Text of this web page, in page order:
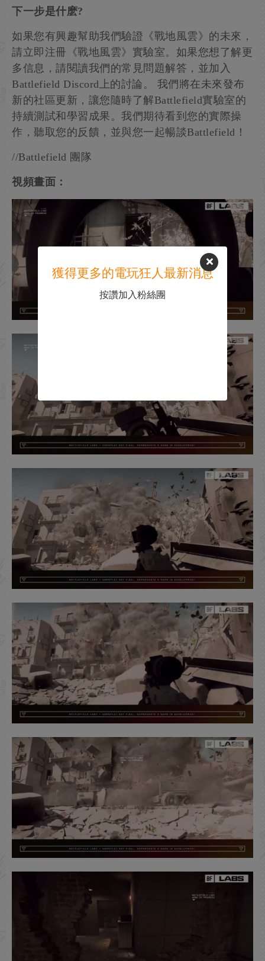
下一步是什麽?
如果您有興趣幫助我們驗證《戰地風雲》的未來，
請立即注冊《戰地風雲》實驗室。如果您想了解更
多信息，請閱讀我們的常見問題解答，並加入
Battlefield Discord上的討論。 我們將在未來發布
新的社區更新，讓您隨時了解Battlefield實驗室的
持續測試和學習成果。我們期待看到您的實際操
作，聽取您的反饋，並與您一起暢談Battlefield！
//Battlefield 團隊
視頻畫面：
獲得更多的電玩狂人最新消息
按讚加入粉絲團